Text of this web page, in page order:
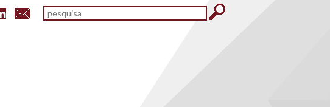
Formulário de pesquisa
pesquisar